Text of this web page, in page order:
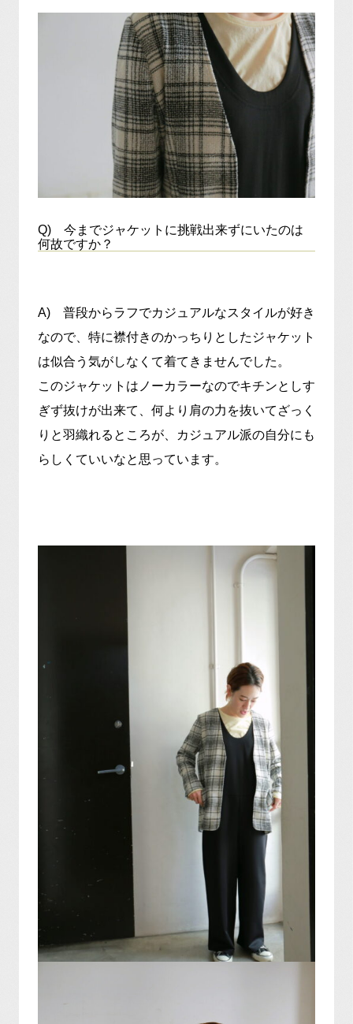
Q) 今までジャケットに挑戦出来ずにいたのは
何故ですか？
A) 普段からラフでカジュアルなスタイルが好き
なので、特に襟付きのかっちりとしたジャケット
は似合う気がしなくて着てきませんでした。
このジャケットはノーカラーなのでキチンとしす
ぎず抜けが出来て、何より肩の力を抜いてざっく
りと羽織れるところが、カジュアル派の自分にも
らしくていいなと思っています。